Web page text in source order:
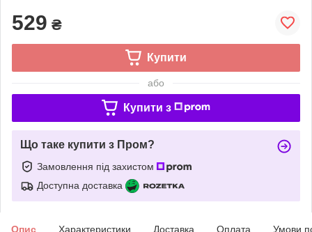
529 ₴
Купити
або
Купити з
Що таке купити з Пром?
Замовлення під захистом
Доступна доставка
Опис Характеристики Доставка Оплата Умови